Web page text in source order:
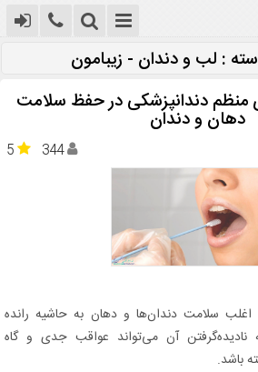
: لب و دندان - زیبامون
دندانپزشکی در حفظ سلامت
دهان و دندان
5 344
اغلب سلامت دندان‌ها و دهان به حاشیه رانده
نادیده‌گرفتن آن می‌تواند عواقب جدی و گاه
باشد.